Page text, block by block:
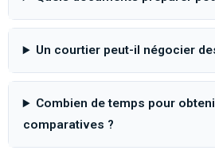
Un courtier peut-il négocier
Combien de temps pour
comparatives ?